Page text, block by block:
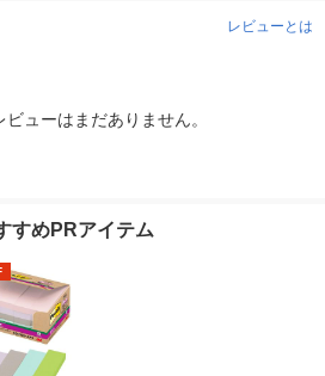
レビューとは
ューはまだありません。
すめPRアイテム